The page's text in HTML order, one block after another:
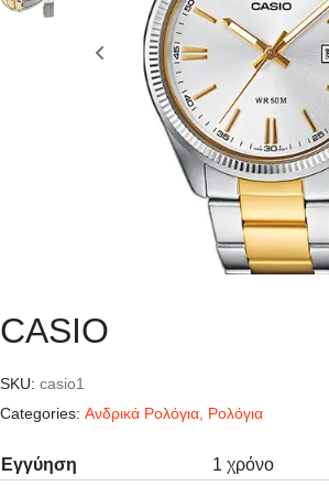
CASIO
SKU: casio1
Categories: Ανδρικά Ρολόγια Ρολόγια
Εγγύηση 1 χρόνο